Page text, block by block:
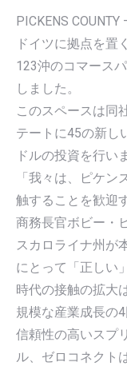
PICKENS
ドイツに拠点を置
123沖のコマース
しました。
このスペースは同
テートに45の新し
ドルの投資を行い
「我々は、ピケ
触することを歓迎
商務長官ボビー・
スカロライナ州が
にとって「正しい
時代の接触の拡大
規模な産業成長の
信頼性の高いスプ
ル、ゼロコネクト